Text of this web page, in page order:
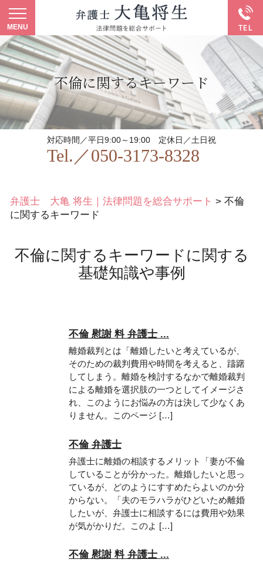
不倫に関するキーワード
対応時間／平日9:00～19:00 定休日／土日祝
Tel.／050-3173-8328
弁護士 大亀 将生｜法律問題を総合サポート > 不倫
に関するキーワード
不倫に関するキーワードに関する
基礎知識や事例
不倫 慰謝 料 弁護士 ...
離婚裁判とは「離婚したいと考えているが、
そのための裁判費用や時間を考えると、躊躇
してしまう。離婚を検討するなかで離婚裁判
による離婚を選択肢の一つとしてイメージさ
れ、このようにお悩みの方は決して少なくあ
りません。このページ […]
不倫 弁護士
弁護士に離婚の相談するメリット「妻が不倫
していることが分かった。離婚したいと思っ
ているが、どのようにすすめたらよいのか分
からない。「夫のモラハラがひどいため離婚
したいが、弁護士に相談するには費用や効果
が気がかりだ。このよ […]
不倫 慰謝 料 弁護士 ...